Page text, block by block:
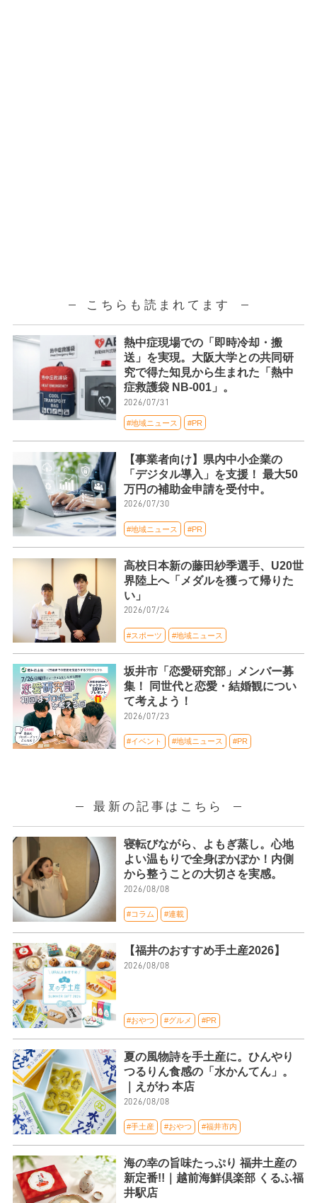
こちらも読まれてます
熱中症現場での「即時冷却・搬
送」を実現。大阪大学との共同研
究で得た知見から生まれた「熱中
症救護袋 NB-001」。
2026/07/31
#地域ニュース #PR
【事業者向け】県内中小企業の
「デジタル導入」を支援！ 最大50
万円の補助金申請を受付中。
2026/07/30
#地域ニュース #PR
高校日本新の藤田紗季選手、U20世
界陸上へ「メダルを獲って帰りた
い」
2026/07/24
#スポーツ #地域ニュース
坂井市「恋愛研究部」メンバー募
集！ 同世代と恋愛・結婚観につい
て考えよう！
2026/07/23
#イベント #地域ニュース #PR
最新の記事はこちら
寝転びながら、よもぎ蒸し。心地
よい温もりで全身ぽかぽか！内側
から整うことの大切さを実感。
2026/08/08
#コラム #連載
【福井のおすすめ手土産2026】
2026/08/08
#おやつ #グルメ #PR
夏の風物詩を手土産に。ひんやり
つるりん食感の「水かんてん」。
｜えがわ 本店
2026/08/08
#手土産 #おやつ #福井市内
海の幸の旨味たっぷり 福井土産の
新定番!!｜越前海鮮倶楽部 くるふ福
井駅店